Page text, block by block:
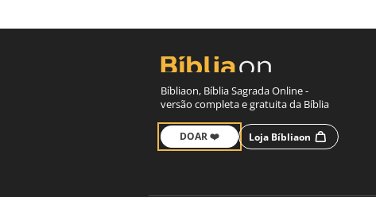
Bíbliaon, Bíblia Sagrada Online -
versão completa e gratuita da Bíblia
DOAR ❤️ Loja Bíbliaon